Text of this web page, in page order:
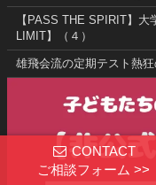
CONTACT
ご相談フォーム >>
【PASS THE SPIRIT】
LIMIT】（４）
雄飛会流の定期テスト熱狂